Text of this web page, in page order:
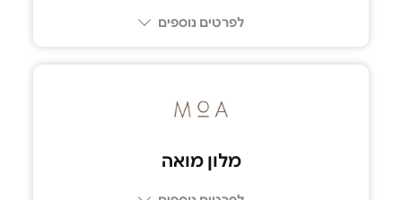
לפרטים נוספים
מלון מואה